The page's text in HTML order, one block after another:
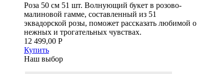
Роза 50 см 51 шт. Волнующий букет в розово-
малиновой гамме, составленный из 51
эквадорской розы, поможет рассказать любимой о
нежных и трогательных чувствах.
12 499,00 Р
Купить
Наш выбор